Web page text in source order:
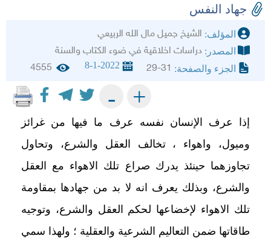
جهاد النفس
المؤلف: الشيخ جميل مال الله الربيعي
المصدر: دراسات اخلاقية في ضوء الكتاب والسنة
الجزء والصفحة: 29-31
8-1-2022
4555
+
-
إذا عرف الإنسان نفسه عرف ما فيها من غرائز
وميول، واهواء ، تخالف العقل والشرع، وتحاول
تجاوزهما حينئذ يدرك صراع تلك الاهواء مع العقل
والشرع، وبذلك يعرف انه لا بد من جهادها بمقاومة
تلك الاهواء لإخضاعها لحكم العقل والشرع، وتوجيه
طاقاتها ضمن التعاليم الشرعية والعقلية ؛ ولهذا سمي